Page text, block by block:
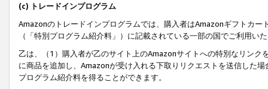
(c) トレードインプログラム
Amazonのトレードインプログラムでは、購入者はAmazonギフトカ
（「特別プログラム紹介料」）に記載されている一部の国でご利用い
乙は、（1）購入者が乙のサイト上のAmazonサイトへの特別なリン
に商品を追加し、Amazonが受け入れる下取りリクエストを送信した
プログラム紹介料を得ることができます。